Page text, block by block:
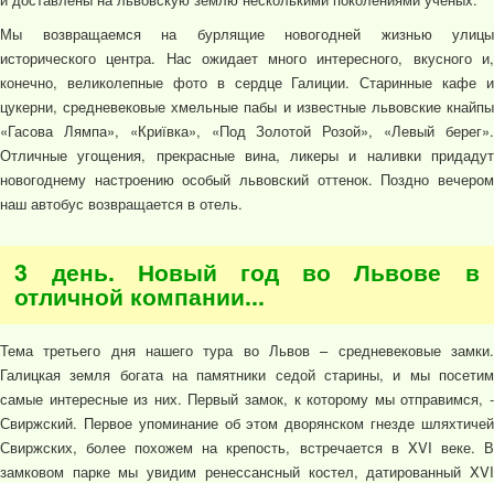
Мы возвращаемся на бурлящие новогодней жизнью улицы
исторического центра. Нас ожидает много интересного, вкусного и,
конечно, великолепные фото в сердце Галиции. Старинные кафе и
цукерни, средневековые хмельные пабы и известные львовские кнайпы
«Гасова Лямпа», «Криївка», «Под Золотой Розой», «Левый берег».
Отличные угощения, прекрасные вина, ликеры и наливки придадут
новогоднему настроению особый львовский оттенок. Поздно вечером
наш автобус возвращается в отель.
3 день. Новый год во Львове в
отличной компании...
Тема третьего дня нашего тура во Львов – средневековые замки.
Галицкая земля богата на памятники седой старины, и мы посетим
самые интересные из них. Первый замок, к которому мы отправимся, -
Свиржский. Первое упоминание об этом дворянском гнезде шляхтичей
Свиржских, более похожем на крепость, встречается в XVI веке. В
замковом парке мы увидим ренессансный костел, датированный XVI